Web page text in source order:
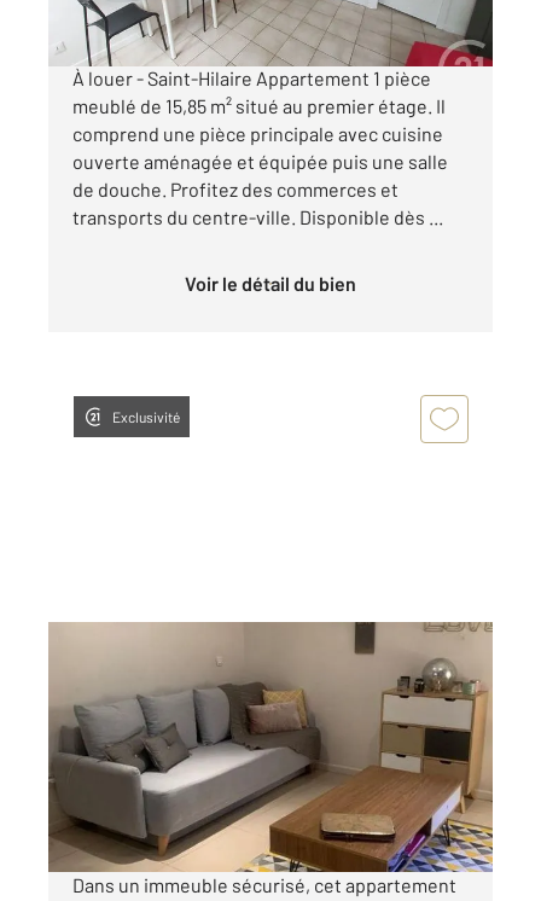
par mois charges comprises
À louer - Saint-Hilaire Appartement 1 pièce
meublé de 15,85 m² situé au premier étage. Il
comprend une pièce principale avec cuisine
ouverte aménagée et équipée puis une salle
de douche. Profitez des commerces et
transports du centre-ville. Disponible dès ...
Voir le détail du bien
Exclusivité
, 1 pièce
Ref : 8259
Appartement F1 à louer
455 €
par mois charges comprises
Dans un immeuble sécurisé, cet appartement